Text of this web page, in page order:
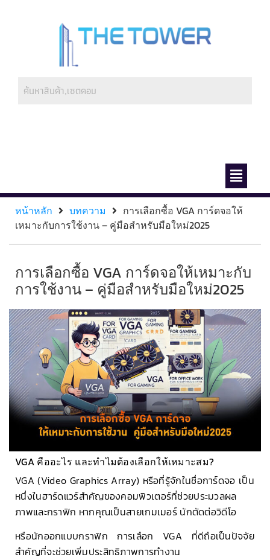
หน้าหลัก บทความ
การเลือกซื้อ VGA การ์ดจอให้
เหมาะกับการใช้งาน – คู่มือสำหรับมือใหม่2025
การเลือกซื้อ VGA การ์ดจอให้เหมาะกับ
การใช้งาน – คู่มือสำหรับมือใหม่2025
VGA คืออะไร และทำไมต้องเลือกให้เหมาะสม?
VGA (Video Graphics Array) หรือที่รู้จักในชื่อการ์ดจอ เป็น
หนึ่งในฮาร์ดแวร์สำคัญของคอมพิวเตอร์ที่ช่วยประมวลผล
ภาพและกราฟิก หากคุณเป็นสายเกมเมอร์ นักตัดต่อวิดีโอ
หรือนักออกแบบกราฟิก การเลือก VGA ที่ดีถือเป็นปัจจัย
สำคัญที่จะช่วยเพิ่มประสิทธิภาพการทำงาน